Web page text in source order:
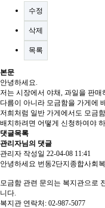
수정
삭제
목록
본문
안녕하세요.
저는 시장에서 야채, 과일을 판매
다름이 아니라 모금함을 가게에
저희처럼 일반 가게에서도 모금
배치하려면 어떻게 신청하여야
댓글목록
관리자님의 댓글
관리자 작성일 22-04-08 11:41
안녕하세요 번동2단지종합사회
모금함 관련 문의는 복지관으로
니다.
복지관 연락처: 02-987-5077